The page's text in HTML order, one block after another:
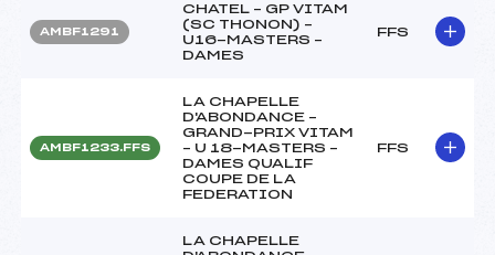
AMBF1291
CHATEL – GP VITAM
(SC THONON) –
U16-MASTERS –
DAMES
FFS
AMBF1233.FFS
LA CHAPELLE
D'ABONDANCE –
GRAND-PRIX VITAM
– U 18-MASTERS –
DAMES QUALIF
COUPE DE LA
FEDERATION
FFS
LA CHAPELLE